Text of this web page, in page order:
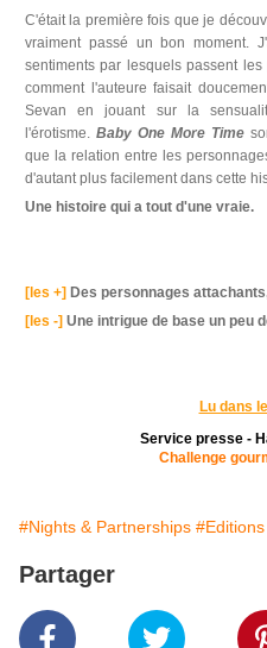
C'était la première fois que je
vraiment passé un bon moment.
sentiments par lesquels passent
comment l'auteure faisait
Sevan en jouant sur la
l'érotisme. Baby One More Time
que la relation entre les
d'autant plus facilement dans cette
Une histoire qui a tout d'une vraie.
[les +] Des personnages
[les -] Une intrigue de base un peu
Lu dans
Service presse -
Challenge
#Nights & Partnerships
Partager